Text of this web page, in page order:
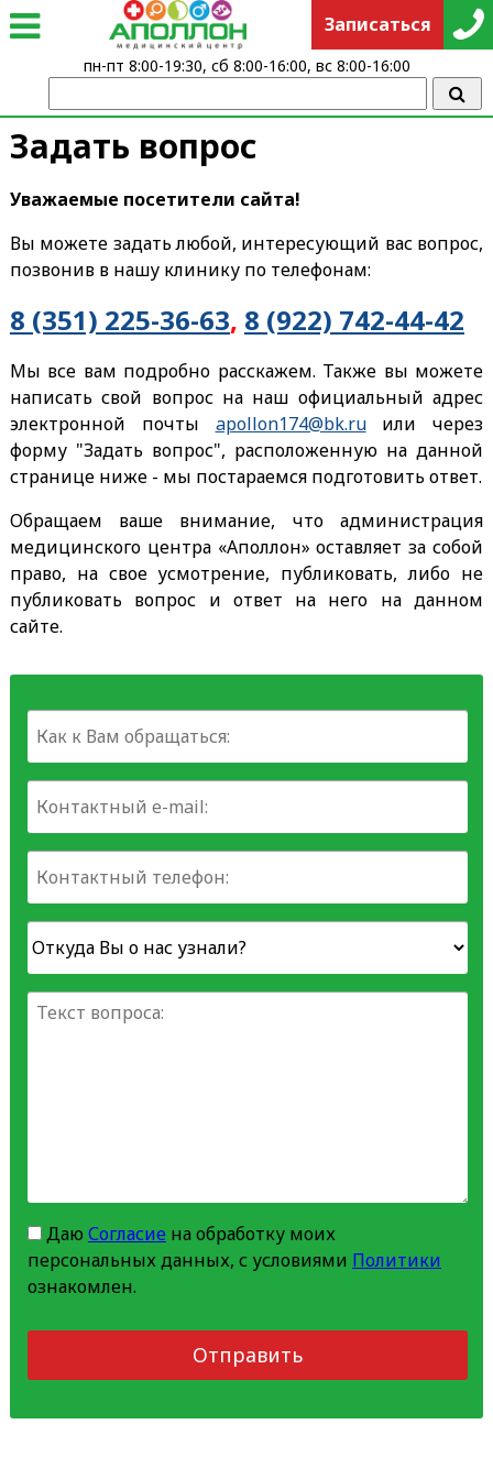
Задать вопрос
Уважаемые посетители сайта!
Вы можете задать любой, интересующий вас вопрос,
позвонив в нашу клинику по телефонам:
8 (351) 225-36-63, 8 (922) 742-44-42
Мы все вам подробно расскажем. Также вы можете
написать свой вопрос на наш официальный адрес
электронной почты apollon174@bk.ruили через
форму "Задать вопрос", расположенную на данной
странице ниже - мы постараемся подготовить ответ.
Обращаем ваше внимание, что администрация
медицинского центра «Аполлон» оставляет за собой
право, на свое усмотрение, публиковать, либо не
публиковать вопрос и ответ на него на данном
сайте.
Даю Согласиена обработку моих
персональных данных, с условиями Политики
ознакомлен.
Отправить
Записаться
пн-пт 8:00-19:30, сб 8:00-16:00, вс 8:00-16:00